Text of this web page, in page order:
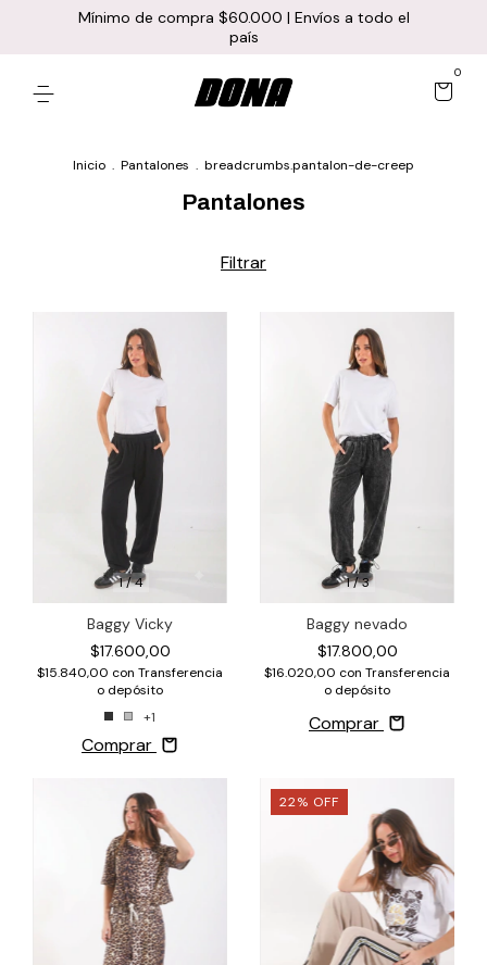
Mínimo de compra $60.000 | Envíos a todo el
país
0
Inicio . Pantalones . breadcrumbs.pantalon-de-creep
Pantalones
Filtrar
1/4
Baggy Vicky
$17.600,00
$15.840,00 con Transferencia
o depósito
+1
Comprar
1/3
Baggy nevado
$17.800,00
$16.020,00 con Transferencia
o depósito
Comprar
22% OFF